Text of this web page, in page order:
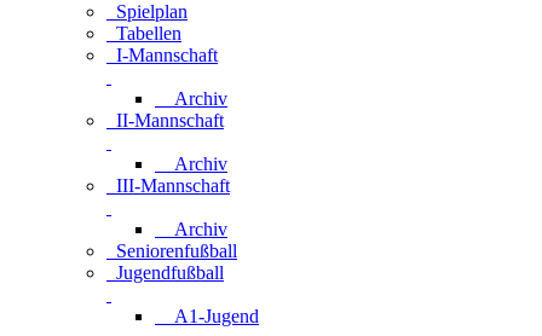
Spielplan
Tabellen
I-Mannschaft
Archiv
II-Mannschaft
Archiv
III-Mannschaft
Archiv
Seniorenfußball
Jugendfußball
A1-Jugend